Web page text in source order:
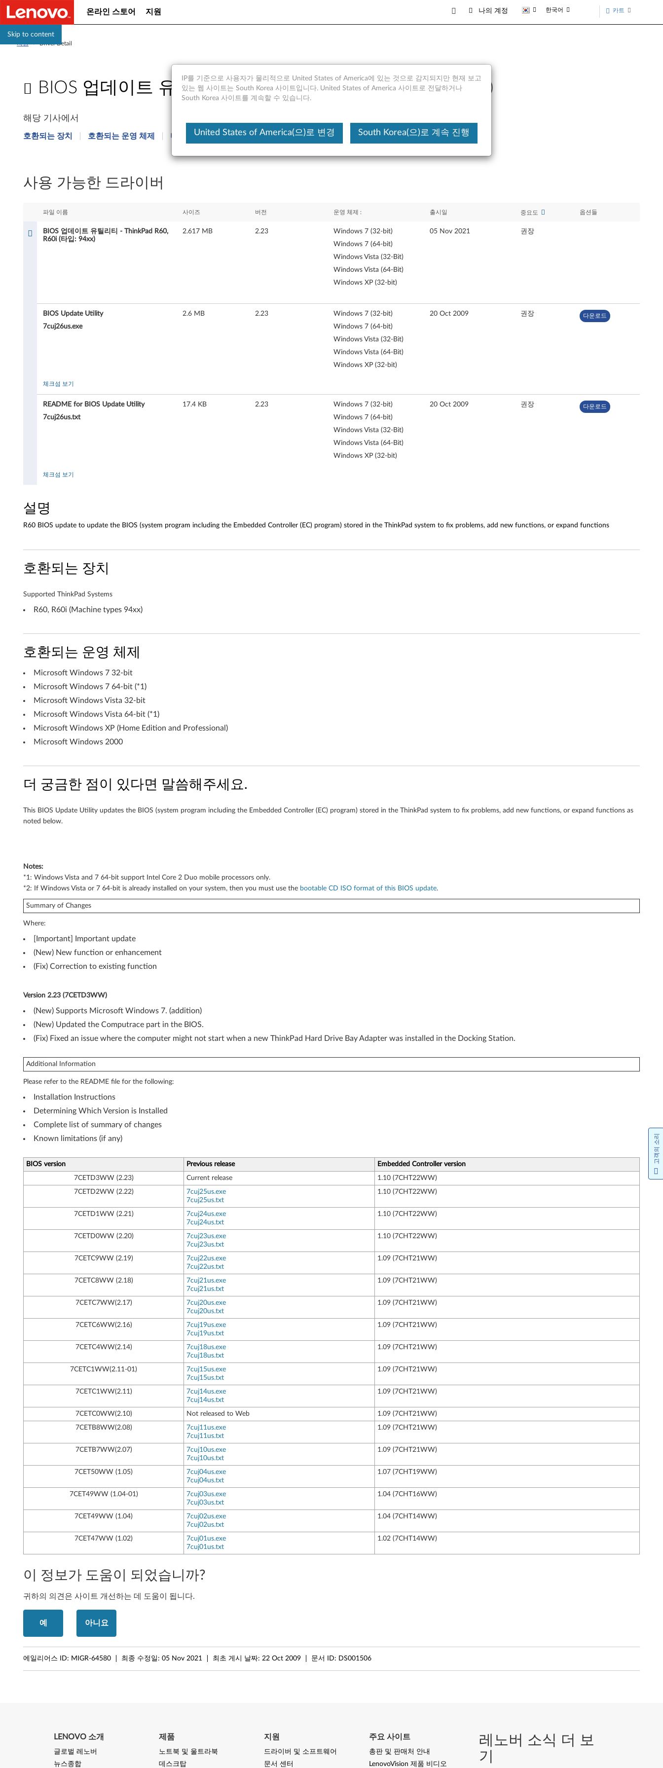
Skip to content
온라인 스토어 지원 나의 계정 한국어 카트
지원 >Driver Detail
BIOS 업데이트 유틸리티 - ThinkPad R60, R60i (타입: 94xx)
B
I
업
리
R
6
0
,
R
6
0
i
타
입
:
9
4
x
)
해당 기사에서
호환되는 장치 호환되는 운영 체제 더 궁금한 점이 있다면 말씀해주세요.
사용 가능한 드라이버
파일 이름 사이즈 버전 운영 체제 : 출시일 중요도 옵션들
BIOS 업데이트 유틸리티 - ThinkPad R60,
R60i (타입: 94xx)
2.617 MB 2.23
Windows 7 (32-bit)
Windows 7 (64-bit)
Windows Vista (32-Bit)
Windows Vista (64-Bit)
Windows XP (32-bit)
05 Nov 2021 권장
BIOS Update Utility
7cuj26us.exe
2.6 MB 2.23
Windows 7 (32-bit)
Windows 7 (64-bit)
Windows Vista (32-Bit)
Windows Vista (64-Bit)
Windows XP (32-bit)
20 Oct 2009 권장 다운로드
체크섬 보기
README for BIOS Update Utility
7cuj26us.txt
17.4 KB 2.23
Windows 7 (32-bit)
Windows 7 (64-bit)
Windows Vista (32-Bit)
Windows Vista (64-Bit)
Windows XP (32-bit)
20 Oct 2009 권장 다운로드
체크섬 보기
설명
R60 BIOS update to update the BIOS (system program including the Embedded Controller (EC) program) stored in the ThinkPad system to fix problems, add new functions, or expand functions
호환되는 장치
Supported ThinkPad Systems
R60, R60i (Machine types 94xx)
호환되는 운영 체제
Microsoft Windows 7 32-bit
Microsoft Windows 7 64-bit (*1)
Microsoft Windows Vista 32-bit
Microsoft Windows Vista 64-bit (*1)
Microsoft Windows XP (Home Edition and Professional)
Microsoft Windows 2000
더 궁금한 점이 있다면 말씀해주세요.
This BIOS Update Utility updates the BIOS (system program including the Embedded Controller (EC) program) stored in the ThinkPad system to fix problems, add new functions, or expand functions as
noted below.
Notes:
*1: Windows Vista and 7 64-bit support Intel Core 2 Duo mobile processors only.
*2: If Windows Vista or 7 64-bit is already installed on your system, then you must use the bootable CD ISO format of this BIOS update.
Summary of Changes
Where:
[Important] Important update
(New) New function or enhancement
(Fix) Correction to existing function
Version 2.23 (7CETD3WW)
(New) Supports Microsoft Windows 7. (addition)
(New) Updated the Computrace part in the BIOS.
(Fix) Fixed an issue where the computer might not start when a new ThinkPad Hard Drive Bay Adapter was installed in the Docking Station.
Additional Information
Please refer to the README file for the following:
Installation Instructions
Determining Which Version is Installed
Complete list of summary of changes
Known limitations (if any)
BIOS version Previous release
Embedded Controller version
7CETD3WW (2.23)
Current release
1.10 (7CHT22WW)
7CETD2WW (2.22)
7cuj25us.exe
7cuj25us.txt
1.10 (7CHT22WW)
7CETD1WW (2.21)
7cuj24us.exe
7cuj24us.txt
1.10 (7CHT22WW)
7CETD0WW (2.20)
7cuj23us.exe
7cuj23us.txt
1.10 (7CHT22WW)
7CETC9WW (2.19)
7cuj22us.exe
7cuj22us.txt
1.09 (7CHT21WW)
7CETC8WW (2.18)
7cuj21us.exe
7cuj21us.txt
1.09 (7CHT21WW)
7CETC7WW(2.17)
7cuj20us.exe
7cuj20us.txt
1.09 (7CHT21WW)
7CETC6WW(2.16)
7cuj19us.exe
7cuj19us.txt
1.09 (7CHT21WW)
7CETC4WW(2.14)
7cuj18us.exe
7cuj18us.txt
1.09 (7CHT21WW)
7CETC1WW(2.11-01)
7cuj15us.exe
7cuj15us.txt
1.09 (7CHT21WW)
7CETC1WW(2.11)
7cuj14us.exe
7cuj14us.txt
1.09 (7CHT21WW)
7CETC0WW(2.10) Not released to Web
1.09 (7CHT21WW)
7CETB8WW(2.08)
7cuj11us.exe
7cuj11us.txt
1.09 (7CHT21WW)
7CETB7WW(2.07)
7cuj10us.exe
7cuj10us.txt
1.09 (7CHT21WW)
7CET50WW (1.05)
7cuj04us.exe
7cuj04us.txt
1.07 (7CHT19WW)
7CET49WW (1.04-01)
7cuj03us.exe
7cuj03us.txt
1.04 (7CHT16WW)
7CET49WW (1.04)
7cuj02us.exe
7cuj02us.txt
1.04 (7CHT14WW)
7CET47WW (1.02)
7cuj01us.exe
7cuj01us.txt
1.02 (7CHT14WW)
이 정보가 도움이 되었습니까?
귀하의 의견은 사이트 개선하는 데 도움이 됩니다.
예 아니요
에일리어스 ID: MIGR-64580 최종 수정일: 05 Nov 2021 최초 게시 날짜: 22 Oct 2009 문서 ID: DS001506
레노버 소식 더 보
기
IP를 기준으로 사용자가 물리적으로 United States of America에 있는 것으로 감지되지만 현재 보고
있는 웹 사이트는 South Korea 사이트입니다. United States of America 사이트로 전달하거나
South Korea 사이트를 계속할 수 있습니다.
United States of America(으)로 변경 South Korea(으)로 계속 진행
LENOVO 소개
글로벌 레노버
뉴스종합
제품
노트북 및 울트라북
데스크탑
지원
드라이버 및 소프트웨어
문서 센터
주요 사이트
총판 및 판매처 안내
LenovoVision 제품 비디오
고객의 소리